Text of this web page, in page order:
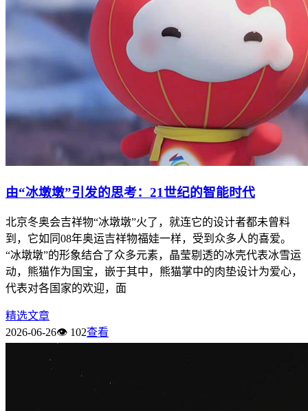
由“冰墩墩”引发的思考：21世纪的智能时代
北京冬奥会吉祥物“冰墩墩”火了，就连它的设计者都未曾料
到，它如同08年奥运吉祥物福娃一样，受到众多人的喜爱。
“冰墩墩”的形象结合了众多元素，晶莹剔透的冰壳代表冰雪运
动，熊猫作为国宝，嵌于其中，熊猫掌中的肉垫设计为爱心，
代表对各国家的欢迎，面
精选文章
2026-06-26👁 102查看